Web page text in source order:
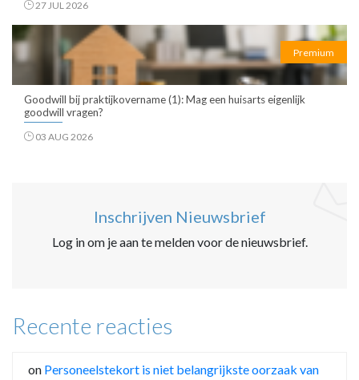
27 JUL 2026
Premium
Goodwill bij praktijkovername (1): Mag een huisarts eigenlijk
goodwill vragen?
03 AUG 2026
Inschrijven Nieuwsbrief
Log in om je aan te melden voor de nieuwsbrief.
Recente reacties
on Personeelstekort is niet belangrijkste oorzaak van